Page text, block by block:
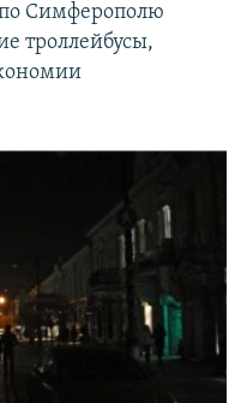
Симферополю
троллейбусы,